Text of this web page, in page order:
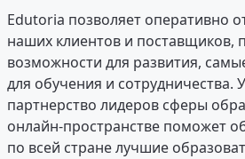
Edutoria позволяет оперативно
наших клиентов и поставщиков,
возможности для развития,
для обучения и сотрудничества.
партнерство лидеров сферы
онлайн-пространстве поможет
по всей стране лучшие